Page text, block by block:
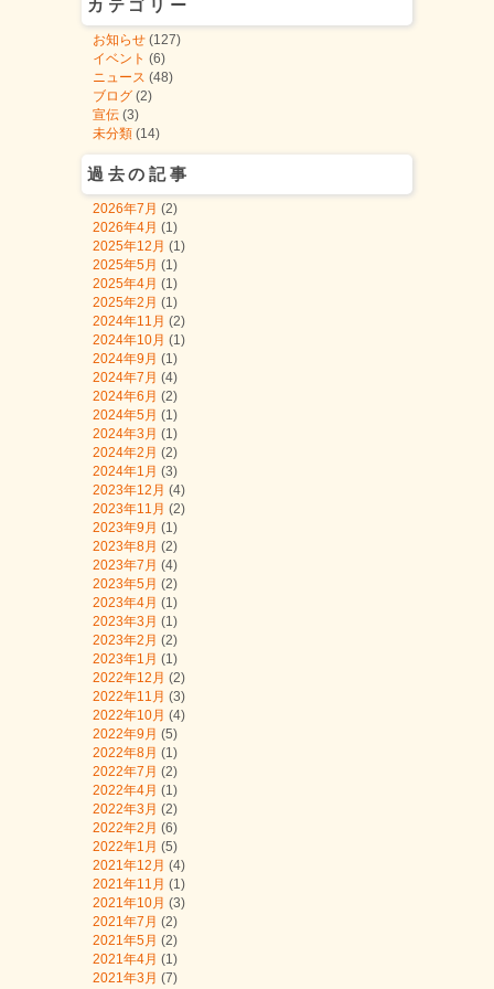
カテゴリー
お知らせ (127)
イベント (6)
ニュース (48)
ブログ (2)
宣伝 (3)
未分類 (14)
過去の記事
2026年7月 (2)
2026年4月 (1)
2025年12月 (1)
2025年5月 (1)
2025年4月 (1)
2025年2月 (1)
2024年11月 (2)
2024年10月 (1)
2024年9月 (1)
2024年7月 (4)
2024年6月 (2)
2024年5月 (1)
2024年3月 (1)
2024年2月 (2)
2024年1月 (3)
2023年12月 (4)
2023年11月 (2)
2023年9月 (1)
2023年8月 (2)
2023年7月 (4)
2023年5月 (2)
2023年4月 (1)
2023年3月 (1)
2023年2月 (2)
2023年1月 (1)
2022年12月 (2)
2022年11月 (3)
2022年10月 (4)
2022年9月 (5)
2022年8月 (1)
2022年7月 (2)
2022年4月 (1)
2022年3月 (2)
2022年2月 (6)
2022年1月 (5)
2021年12月 (4)
2021年11月 (1)
2021年10月 (3)
2021年7月 (2)
2021年5月 (2)
2021年4月 (1)
2021年3月 (7)